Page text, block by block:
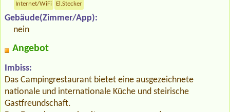
Internet/WiFi
El.Stecker
Gebäude(Zimmer/App):
nein
Angebot
Imbiss:
Das Campingrestaurant bietet eine ausgezeichnete
nationale und internationale Küche und steirische
Gastfreundschaft.